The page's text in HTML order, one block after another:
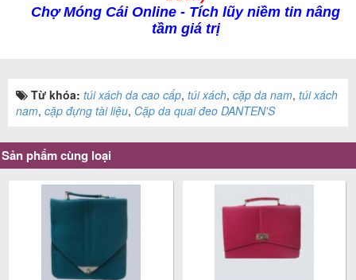
Chợ Móng Cái Online - Tích lũy niềm tin nâng
tầm giá trị
Từ khóa: túi xách da cao cấp, túi xách, cặp da nam, túi xách
nam, cặp đựng tài liệu, Cặp da quai đeo DANTEN'S
Sản phẩm cùng loại